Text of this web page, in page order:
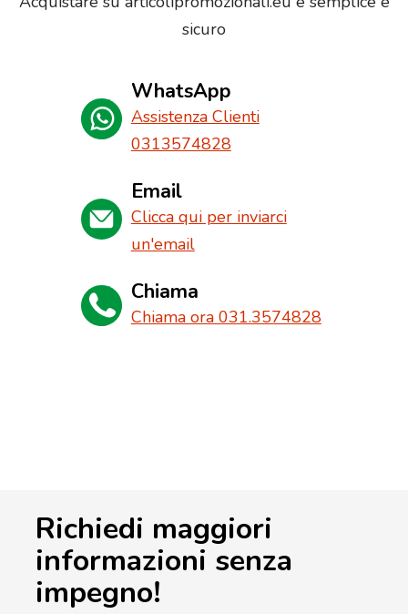
sicuro
WhatsApp
Assistenza Clienti
0313574828
Email
Clicca qui per inviarci
un'email
Chiama
Chiama ora 031.3574828
Richiedi maggiori
informazioni senza
impegno!